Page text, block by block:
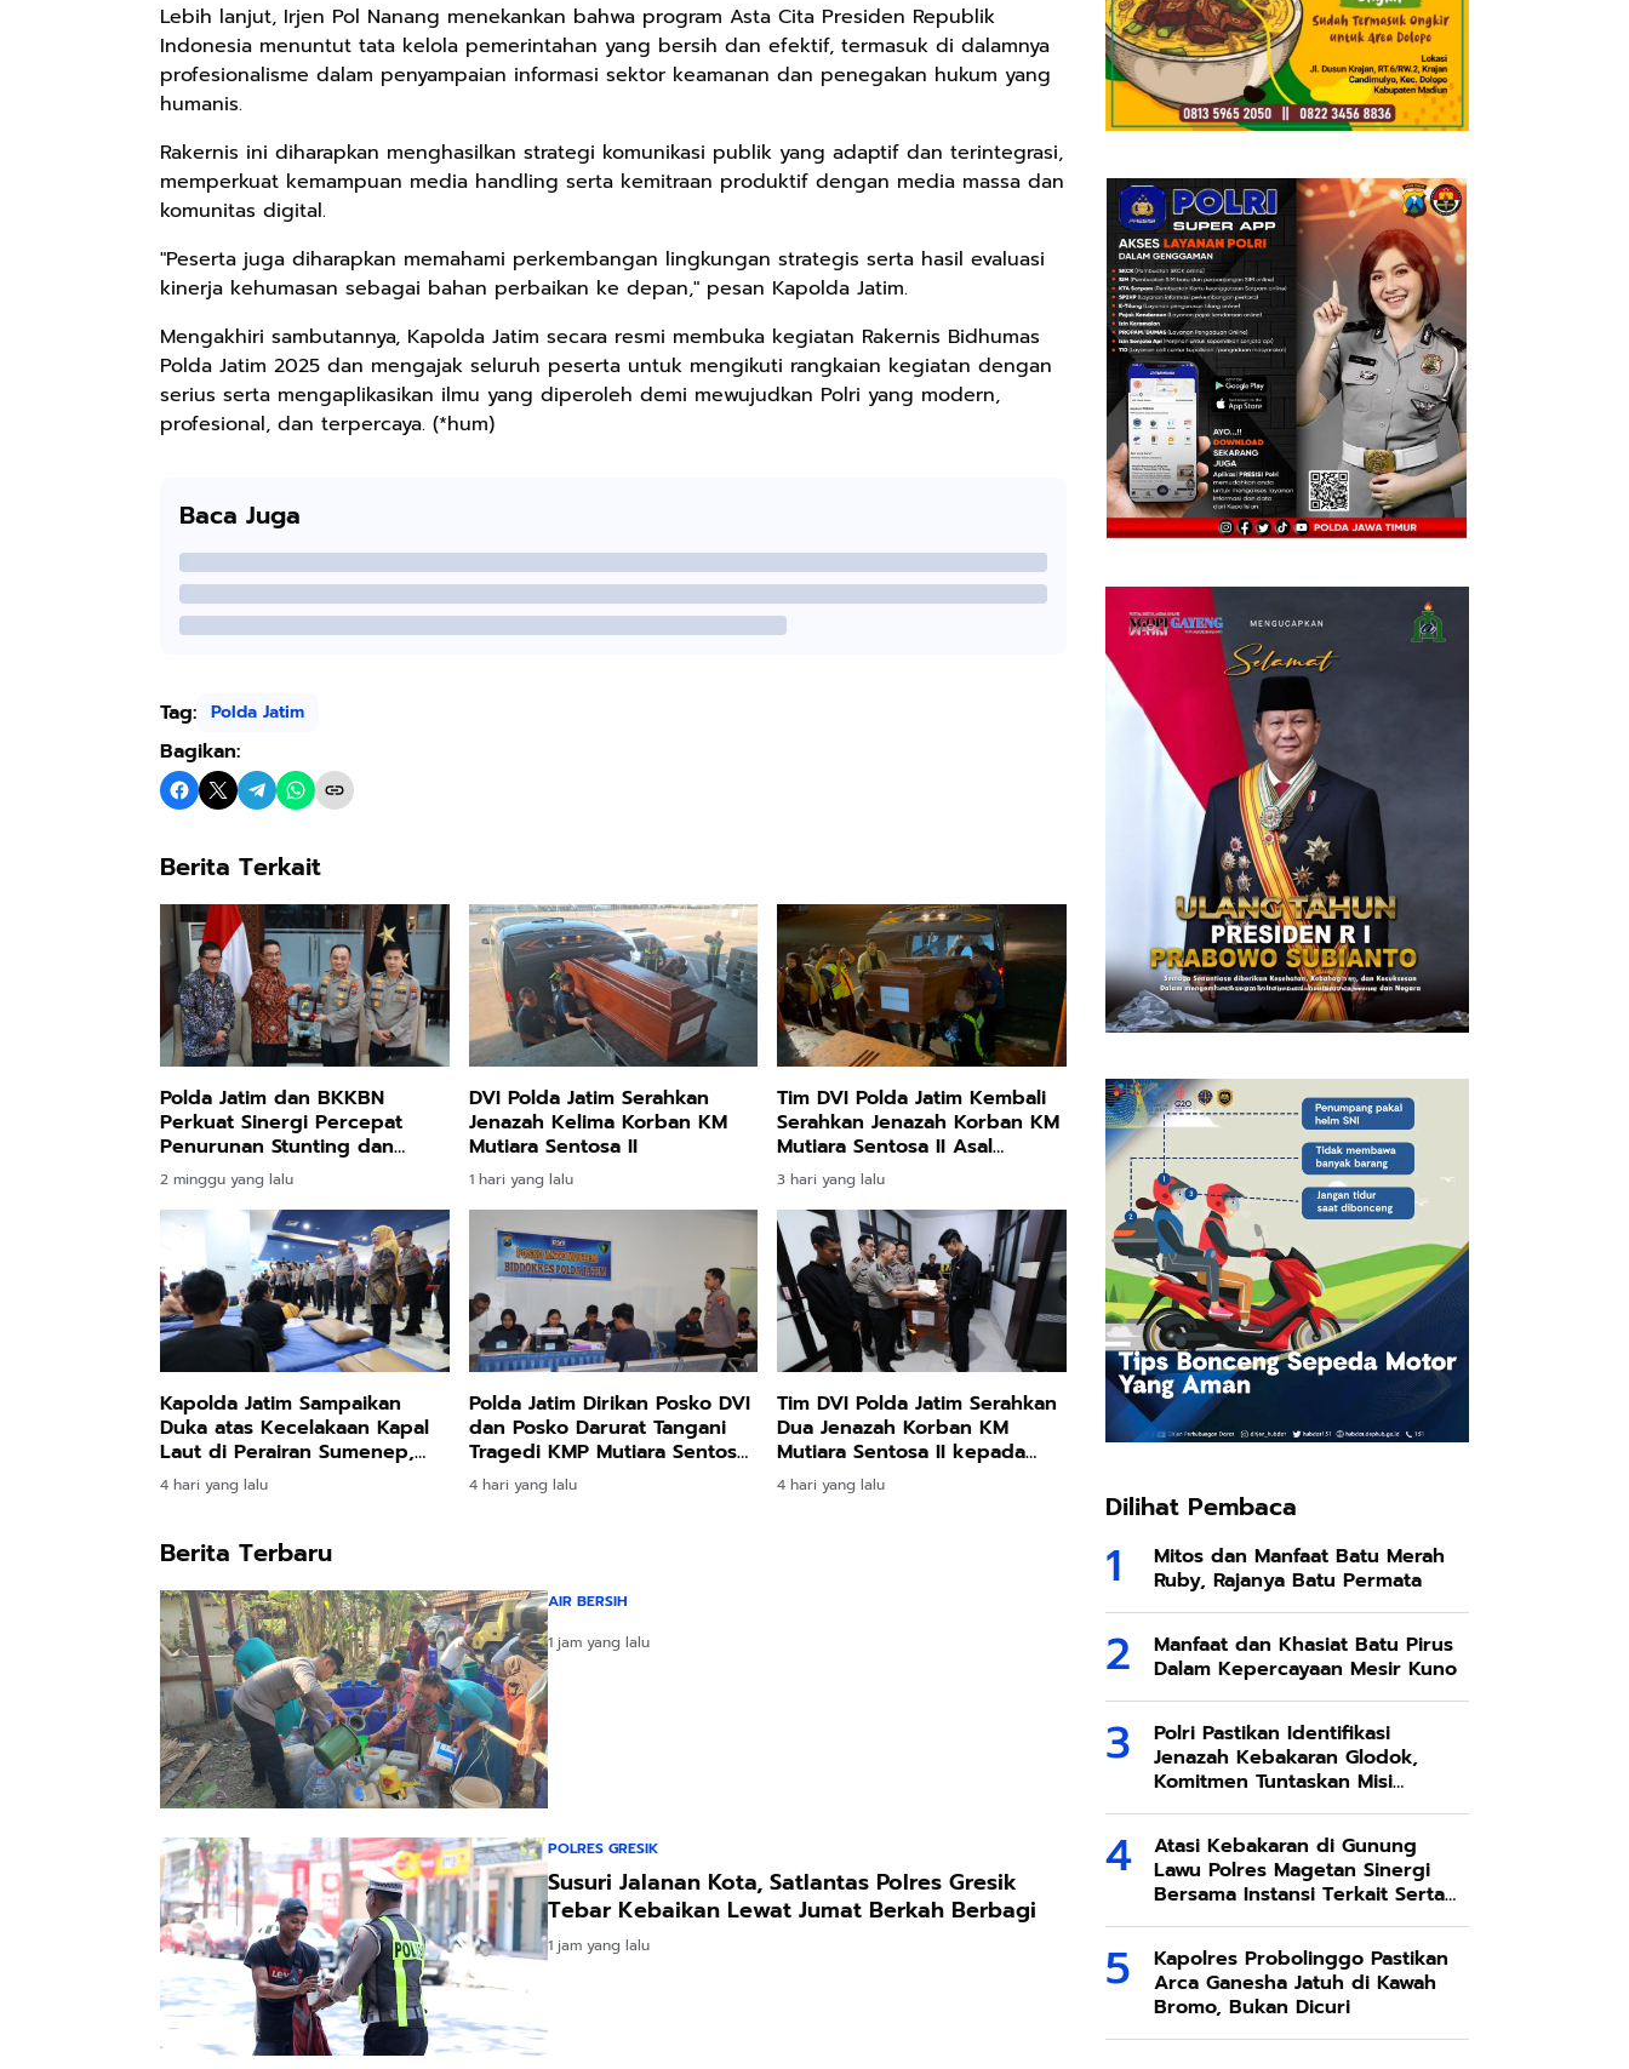
Lebih lanjut, Irjen Pol Nanang menekankan bahwa program Asta Cita Presiden Republik
Indonesia menuntut tata kelola pemerintahan yang bersih dan efektif, termasuk di dalamnya
profesionalisme dalam penyampaian informasi sektor keamanan dan penegakan hukum yang
humanis.
Rakernis ini diharapkan menghasilkan strategi komunikasi publik yang adaptif dan terintegrasi,
memperkuat kemampuan media handling serta kemitraan produktif dengan media massa dan
komunitas digital.
"Peserta juga diharapkan memahami perkembangan lingkungan strategis serta hasil evaluasi
kinerja kehumasan sebagai bahan perbaikan ke depan," pesan Kapolda Jatim.
Mengakhiri sambutannya, Kapolda Jatim secara resmi membuka kegiatan Rakernis Bidhumas
Polda Jatim 2025 dan mengajak seluruh peserta untuk mengikuti rangkaian kegiatan dengan
serius serta mengaplikasikan ilmu yang diperoleh demi mewujudkan Polri yang modern,
profesional, dan terpercaya. (*hum)
Baca Juga
Tag: Polda Jatim
Bagikan:
Berita Terkait
Polda Jatim dan BKKBN
Perkuat Sinergi Percepat
Penurunan Stunting dan
Bangun Ketahanan Keluarga
2 minggu yang lalu
DVI Polda Jatim Serahkan
Jenazah Kelima Korban KM
Mutiara Sentosa II
1 hari yang lalu
Tim DVI Polda Jatim Kembali
Serahkan Jenazah Korban KM
Mutiara Sentosa II Asal
Sumatera dan Sulawesi
kepada Keluarga
3 hari yang lalu
Kapolda Jatim Sampaikan
Duka atas Kecelakaan Kapal
Laut di Perairan Sumenep,
Pencarian Korban Hilang
Terus Dilakukan
4 hari yang lalu
Polda Jatim Dirikan Posko DVI
dan Posko Darurat Tangani
Tragedi KMP Mutiara Sentosa
II
4 hari yang lalu
Tim DVI Polda Jatim Serahkan
Dua Jenazah Korban KM
Mutiara Sentosa II kepada
Keluarga
4 hari yang lalu
Berita Terbaru
AIR BERSIH
1 jam yang lalu
POLRES GRESIK
Susuri Jalanan Kota, Satlantas Polres Gresik
Tebar Kebaikan Lewat Jumat Berkah Berbagi
1 jam yang lalu
Dilihat Pembaca
Mitos dan Manfaat Batu Merah
Ruby, Rajanya Batu Permata
Manfaat dan Khasiat Batu Pirus
Dalam Kepercayaan Mesir Kuno
Polri Pastikan Identifikasi
Jenazah Kebakaran Glodok,
Komitmen Tuntaskan Misi
Atasi Kebakaran di Gunung
Lawu Polres Magetan Sinergi
Bersama Instansi Terkait Serta
Kapolres Probolinggo Pastikan
Arca Ganesha Jatuh di Kawah
Bromo, Bukan Dicuri